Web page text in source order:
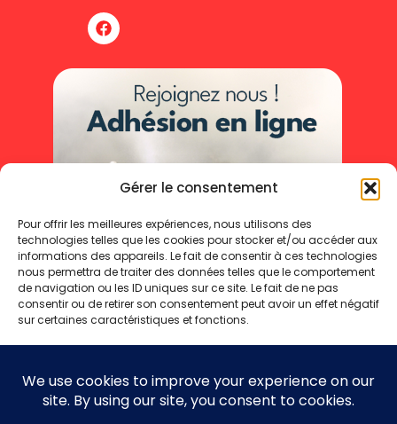
Gérer le consentement
Pour offrir les meilleures expériences, nous utilisons des
technologies telles que les cookies pour stocker et/ou accéder aux
informations des appareils. Le fait de consentir à ces technologies
nous permettra de traiter des données telles que le comportement
de navigation ou les ID uniques sur ce site. Le fait de ne pas
consentir ou de retirer son consentement peut avoir un effet négatif
sur certaines caractéristiques et fonctions.
Refuser
Mentions légales Politique de cookies